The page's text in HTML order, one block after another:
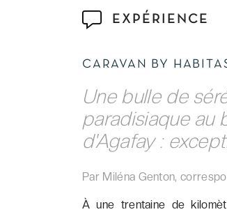
EXPÉRIENCE
CARAVAN BY
Une bulle de
paradisiaque au
d'Agafay :
Par Miléna Genton,
À une trentaine de